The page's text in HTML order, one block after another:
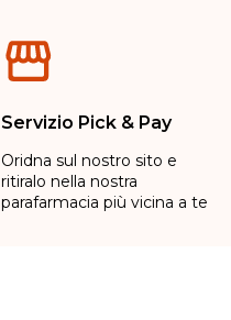
Servizio Pick & Pay
Oridna sul nostro sito e
ritiralo nella nostra
parafarmacia più vicina a te